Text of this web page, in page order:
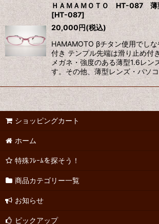
ＨＡＭＡＭＯＴＯ HT-087 薄
[HT-087]
20,000円(税込)
HAMAMOTO βチタン使用でし
付き テンプル先端は滑り止め付
メガネ・強度のある薄型1.6レン
す。その他、薄型レンズ・パソ
ショッピングカート
ホーム
特殊ﾌﾚｰﾑを探そう！
商品カテゴリー一覧
お知らせ
ピックアップ